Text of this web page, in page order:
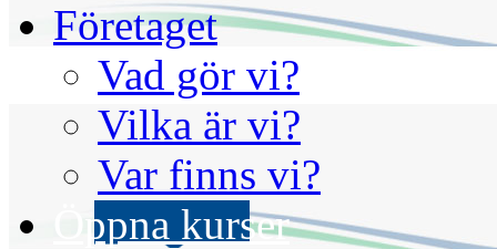
Företaget
Vad gör vi?
Vilka är vi?
Var finns vi?
Öppna kurser